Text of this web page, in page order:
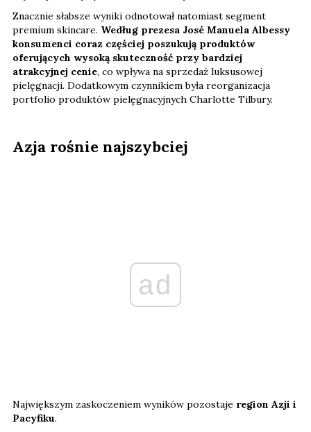
Znacznie słabsze wyniki odnotował natomiast segment
premium skincare. Według prezesa José Manuela Albessy
konsumenci coraz częściej poszukują produktów
oferujących wysoką skuteczność przy bardziej
atrakcyjnej cenie, co wpływa na sprzedaż luksusowej
pielęgnacji. Dodatkowym czynnikiem była reorganizacja
portfolio produktów pielęgnacyjnych Charlotte Tilbury.
Azja rośnie najszybciej
ad
Największym zaskoczeniem wyników pozostaje region Azji i
Pacyfiku.